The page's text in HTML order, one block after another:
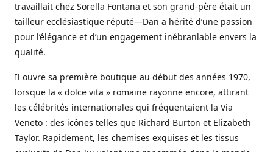
travaillait chez Sorella Fontana et son grand-père était un
tailleur ecclésiastique réputé—Dan a hérité d’une passion
pour l’élégance et d’un engagement inébranlable envers la
qualité.
Il ouvre sa première boutique au début des années 1970,
lorsque la « dolce vita » romaine rayonne encore, attirant
les célébrités internationales qui fréquentaient la Via
Veneto : des icônes telles que Richard Burton et Elizabeth
Taylor. Rapidement, les chemises exquises et les tissus